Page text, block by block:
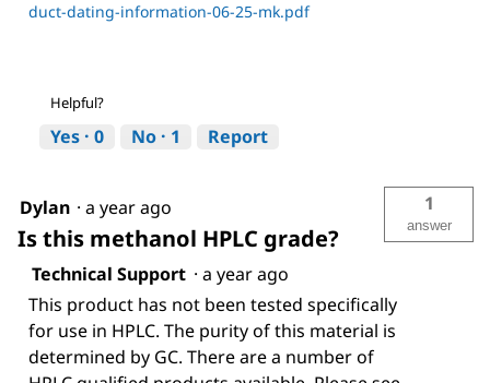
duct-dating-information-06-25-mk.pdf
Helpful?
Yes · 0 No · 1 Report
Dylan · a year ago
Is this methanol HPLC grade?
1
answer
Technical Support · a year ago
This product has not been tested specifically
for use in HPLC. The purity of this material is
determined by GC. There are a number of